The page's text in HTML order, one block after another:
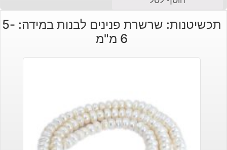
תכשיטנות: שרשרת פנינים לבנות במידה: 5-
6 מ"מ